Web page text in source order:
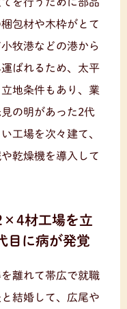
包材や木枠がとて
牧港などの港から
ばれるため、太平
地条件もあり、業
の明があった2代
工場を次々建て、
乾燥機を導入して
材工場を立
目に病が発覚
離れて帯広で就職
結婚して、広尾や